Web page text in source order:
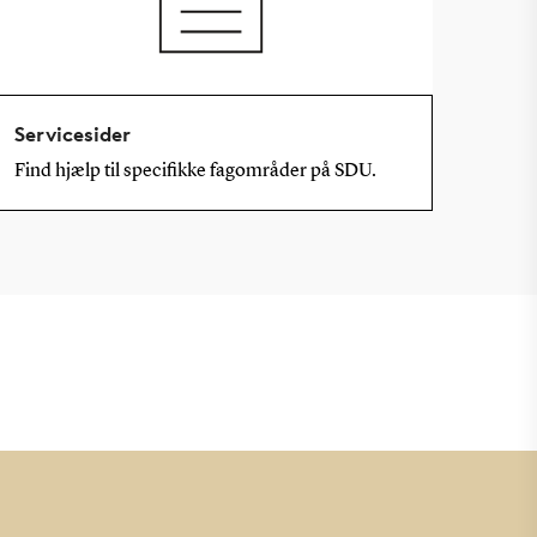
Servicesider
Find hjælp til specifikke fagområder på SDU.